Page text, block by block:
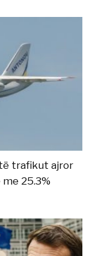
trafikut ajror
25.3%